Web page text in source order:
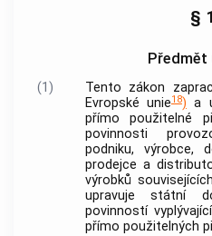
§ 1
Předmět
(1)
Tento zákon
Evropské unie18) a
přímo použitelné
povinnosti
podniku, výrobce,
prodejce a
výrobků
upravuje státní
povinností
přímo použitelných